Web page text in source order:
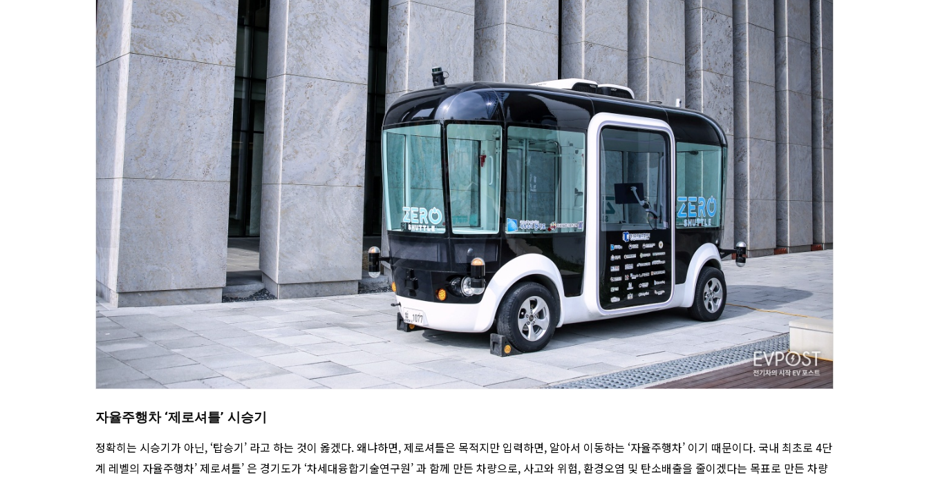
자율주행차 ‘제로셔틀’ 시승기
정확히는 시승기가 아닌, ‘탑승기’ 라고 하는 것이 옳겠다. 왜냐하면, 제로셔틀은 목적지만 입력하면, 알아서 이동하는 ‘자율주행차’ 이기 때문이다. 국내 최초로 4단
계 레벨의 자율주행차’ 제로셔틀’ 은 경기도가 ‘차세대융합기술연구원’ 과 함께 만든 차량으로, 사고와 위험, 환경오염 및 탄소배출을 줄이겠다는 목표로 만든 차량